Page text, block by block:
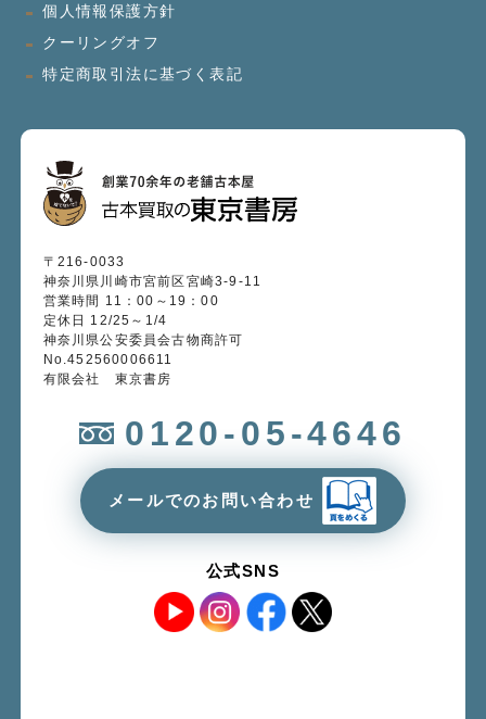
個人情報保護方針
クーリングオフ
特定商取引法に基づく表記
〒216-0033
神奈川県川崎市宮前区宮崎3-9-11
営業時間 11：00～19：00
定休日 12/25～1/4
神奈川県公安委員会古物商許可
No.452560006611
有限会社 東京書房
0120-05-4646
メールでのお問い合わせ
公式SNS